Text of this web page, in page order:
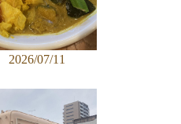
2026/07/11